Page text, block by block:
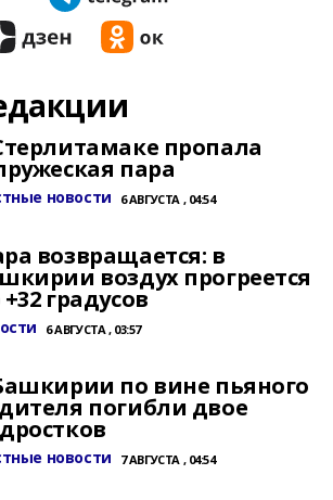
пропала
пара
новости 6 АВГУСТА , 04:54
возвращается: в
воздух прогреется
градусов
6 АВГУСТА , 03:57
по вине пьяного
погибли двое
новости 7 АВГУСТА , 04:54